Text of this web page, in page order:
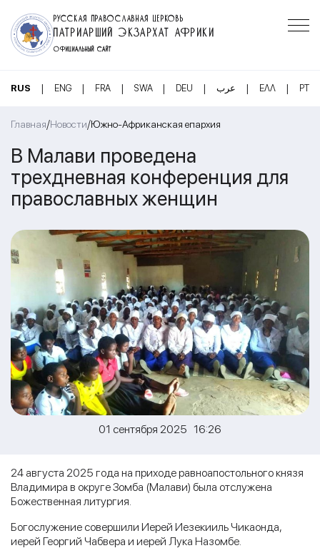
РУССКАЯ ПРАВОСЛАВНАЯ ЦЕРКОВЬ
ПАТРИАРШИЙ ЭКЗАРХАТ АФРИКИ
ОФИЦИАЛЬНЫЙ САЙТ
RUS | ENG | FRA | SWA | DEU | عرب | ΕΛΛ | PT
Главная/Новости/Южно-Африканская епархия
В Малави проведена
трехдневная конференция для
православных женщин
01 сентября 2025 16:26
24 августа 2025 года на приходе равноапостольного князя
Владимира в округе Зомба (Малави) была отслужена
Божественная литургия.
Богослужение совершили Иерей Иезекииль Чикаонда,
иерей Георгий Чабвера и иерей Лука Назомбе.